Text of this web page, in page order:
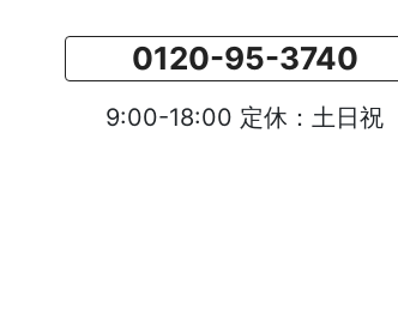
0120-95-3740
9:00-18:00 定休：土日祝